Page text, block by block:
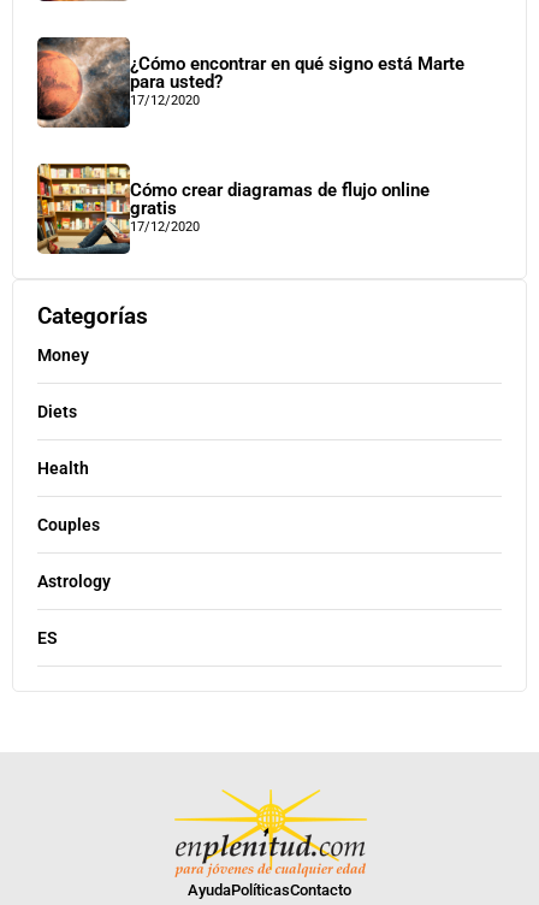
¿Cómo encontrar en qué signo está Marte
para usted?
17/12/2020
Cómo crear diagramas de flujo online
gratis
17/12/2020
Categorías
Money
Diets
Health
Couples
Astrology
ES
AyudaPolíticasContacto